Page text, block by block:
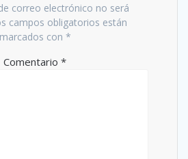
correo electrónico no será
campos obligatorios están
marcados con *
Comentario *